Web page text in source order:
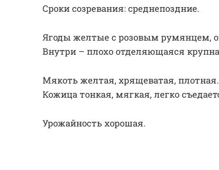
Сроки созревания: среднепоздние.
Ягоды желтые с розовым румянцем,
Внутри – плохо отделяющаяся
Мякоть желтая, хрящеватая,
Кожица тонкая, мягкая, легко
Урожайность хорошая.